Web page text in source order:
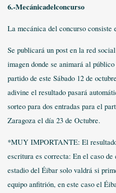
6.-Mecánicadelconcurso
La mecánica del concurso consiste
Se publicará un post en la red
imagen donde se animará al
partido de este Sábado 12 de
adivine el resultado pasará
sorteo para dos entradas para el
Zaragoza el día 23 de Octubre.
*MUY IMPORTANTE: El
escritura es correcta: En el caso
estadio del Éibar solo valdrá si
equipo anfitrión, en este caso el